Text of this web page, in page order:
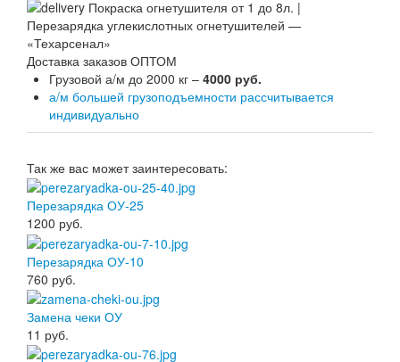
Доставка заказов ОПТОМ
Грузовой а/м до 2000 кг – 4000 руб.
а/м большей грузоподъемности рассчитывается
индивидуально
Так же вас может заинтересовать:
Перезарядка ОУ-25
1200 руб.
Перезарядка ОУ-10
760 руб.
Замена чеки ОУ
11 руб.